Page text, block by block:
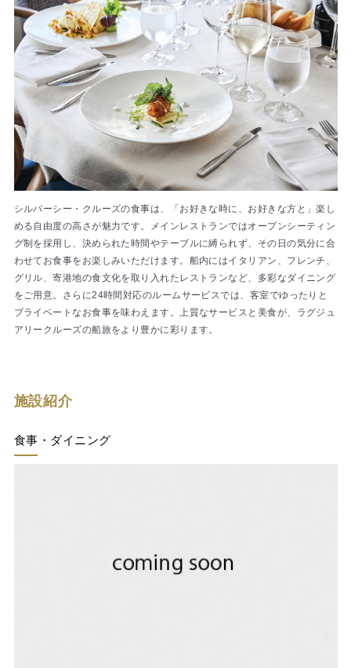
シルバーシー・クルーズの食事は、「お好きな時に、お好きな方と」楽し
める自由度の高さが魅力です。メインレストランではオープンシーティン
グ制を採用し、決められた時間やテーブルに縛られず、その日の気分に合
わせてお食事をお楽しみいただけます。船内にはイタリアン、フレンチ、
グリル、寄港地の食文化を取り入れたレストランなど、多彩なダイニング
をご用意。さらに24時間対応のルームサービスでは、客室でゆったりと
プライベートなお食事を味わえます。上質なサービスと美食が、ラグジュ
アリークルーズの船旅をより豊かに彩ります。
施設紹介
食事・ダイニング